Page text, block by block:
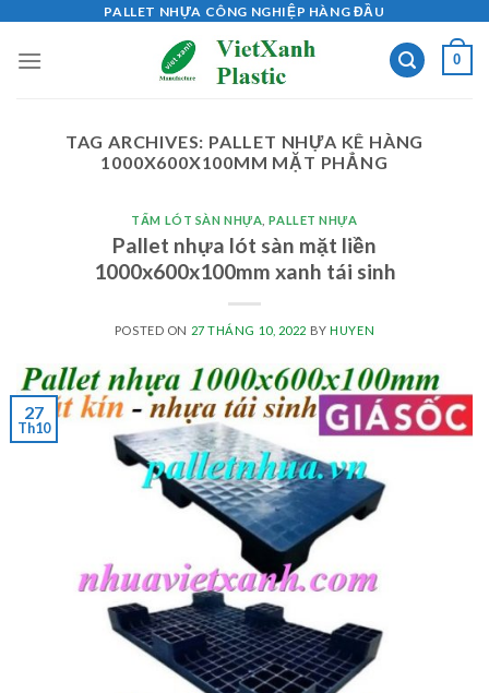
content
PALLET NHỰA CÔNG NGHIỆP HÀNG ĐẦU
0
TAG ARCHIVES: PALLET NHỰA KÊ HÀNG
1000X600X100MM MẶT PHẲNG
TẤM LÓT SÀN NHỰA ,PALLET NHỰA
Pallet nhựa lót sàn mặt liền
1000x600x100mm xanh tái sinh
POSTED ON 27 THÁNG 10, 2022 BYHUYEN
27
Th10